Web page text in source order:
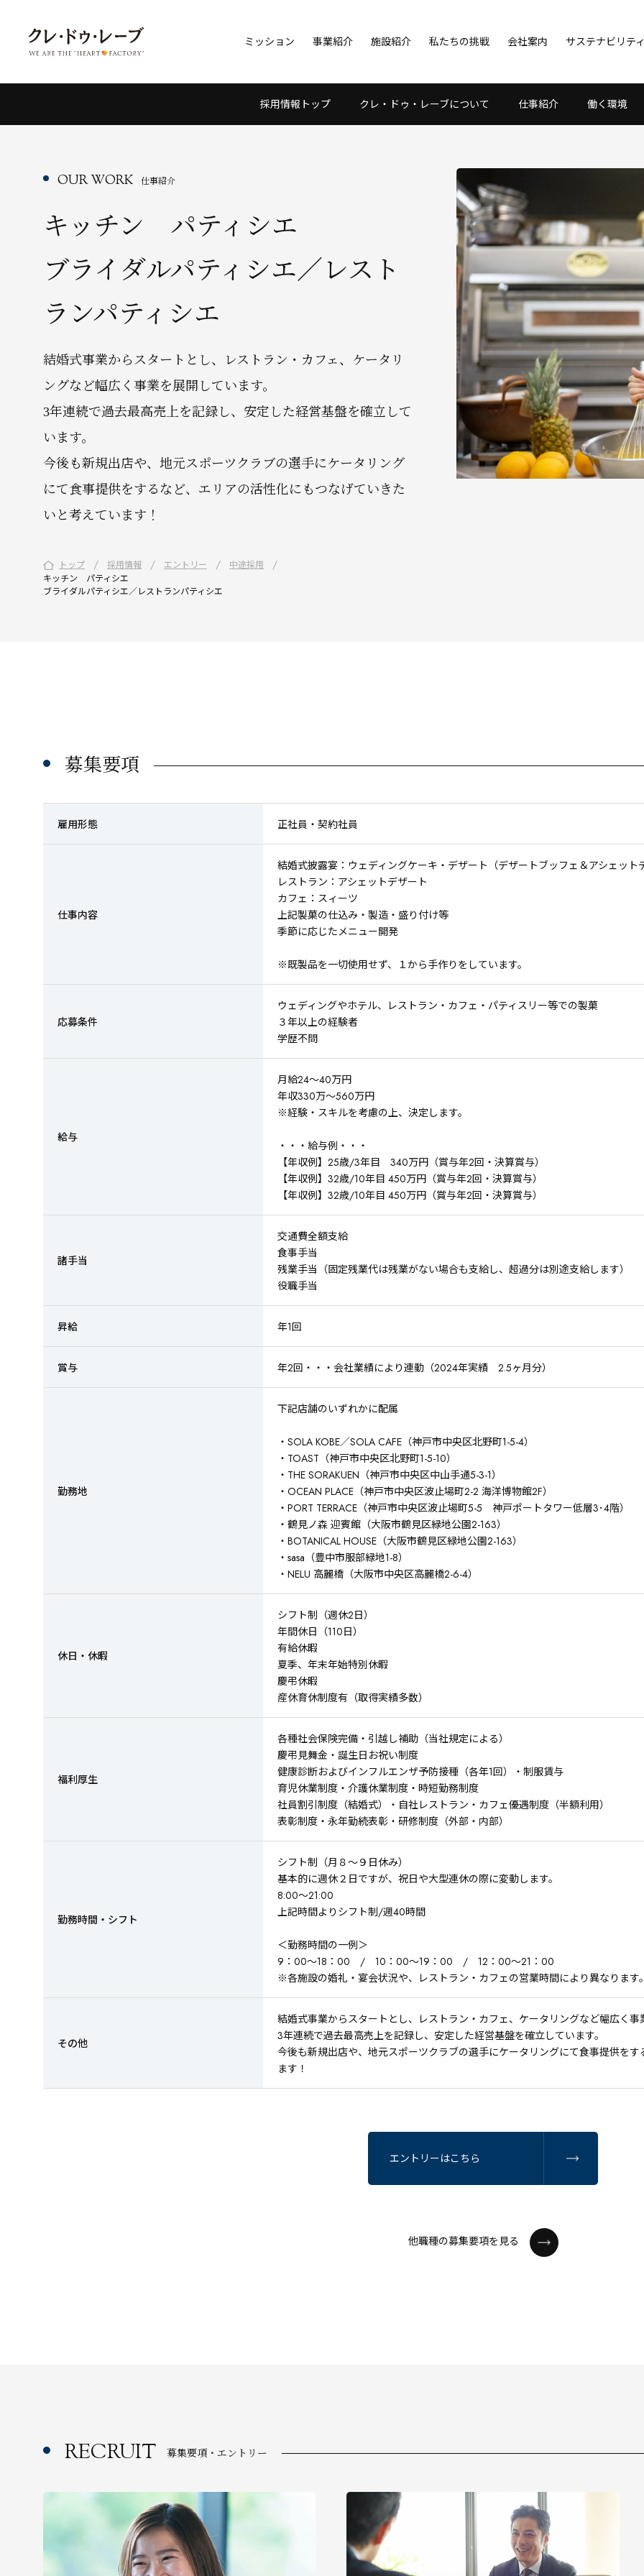
ミッション 事業紹介 施設紹介 私たちの挑戦 会社案内 サステナビリティ
採用情報トップ クレ・ドゥ・レーブについて 仕事紹介 働く環境
OUR WORK 仕事紹介
キッチン パティシエ
ブライダルパティシエ／レスト
ランパティシエ
結婚式事業からスタートとし、レストラン・カフェ、ケータリ
ングなど幅広く事業を展開しています。
3年連続で過去最高売上を記録し、安定した経営基盤を確立して
います。
今後も新規出店や、地元スポーツクラブの選手にケータリング
にて食事提供をするなど、エリアの活性化にもつなげていきた
いと考えています！
トップ / 採用情報 / エントリー / 中途採用 /
キッチン パティシエ
ブライダルパティシエ／レストランパティシエ
募集要項
雇用形態 正社員・契約社員
仕事内容
結婚式披露宴：ウェディングケーキ・デザート（デザートブッフェ＆アシェット
レストラン：アシェットデザート
カフェ：スィーツ
上記製菓の仕込み・製造・盛り付け等
季節に応じたメニュー開発
※既製品を一切使用せず、１から手作りをしています。
応募条件
ウェディングやホテル、レストラン・カフェ・パティスリー等での製菓
３年以上の経験者
学歴不問
給与
月給24～40万円
年収330万～560万円
※経験・スキルを考慮の上、決定します。
・・・給与例・・・
【年収例】25歳/3年目 340万円（賞与年2回・決算賞与）
【年収例】32歳/10年目 450万円（賞与年2回・決算賞与）
【年収例】32歳/10年目 450万円（賞与年2回・決算賞与）
諸手当
交通費全額支給
食事手当
残業手当（固定残業代は残業がない場合も支給し、超過分は別途支給します）
役職手当
昇給 年1回
賞与 年2回・・・会社業績により連動（2024年実績 2.5ヶ月分）
勤務地
下記店舗のいずれかに配属
・SOLA KOBE／SOLA CAFE（神戸市中央区北野町1-5-4）
・TOAST（神戸市中央区北野町1-5-10）
・THE SORAKUEN（神戸市中央区中山手通5-3-1）
・OCEAN PLACE（神戸市中央区波止場町2-2 海洋博物館2F）
・PORT TERRACE（神戸市中央区波止場町5-5 神戸ポートタワー低層3･4階）
・鶴見ノ森 迎賓館（大阪市鶴見区緑地公園2-163）
・BOTANICAL HOUSE（大阪市鶴見区緑地公園2-163）
・sasa（豊中市服部緑地1-8）
・NELU 高麗橋（大阪市中央区高麗橋2-6-4）
休日・休暇
シフト制（週休2日）
年間休日（110日）
有給休暇
夏季、年末年始特別休暇
慶弔休暇
産休育休制度有（取得実績多数）
福利厚生
各種社会保険完備・引越し補助（当社規定による）
慶弔見舞金・誕生日お祝い制度
健康診断およびインフルエンザ予防接種（各年1回）・制服賃与
育児休業制度・介護休業制度・時短勤務制度
社員割引制度（結婚式）・自社レストラン・カフェ優遇制度（半額利用）
表彰制度・永年勤続表彰・研修制度（外部・内部）
勤務時間・シフト
シフト制（月８～９日休み）
基本的に週休２日ですが、祝日や大型連休の際に変動します。
8:00～21:00
上記時間よりシフト制/週40時間
＜勤務時間の一例＞
9：00～18：00 / 10：00～19：00 / 12：00～21：00
※各施設の婚礼・宴会状況や、レストラン・カフェの営業時間により異なります。
その他
結婚式事業からスタートとし、レストラン・カフェ、ケータリングなど幅広く事
3年連続で過去最高売上を記録し、安定した経営基盤を確立しています。
今後も新規出店や、地元スポーツクラブの選手にケータリングにて食事提供を
ます！
エントリーはこちら
他職種の募集要項を見る
RECRUIT 募集要項・エントリー